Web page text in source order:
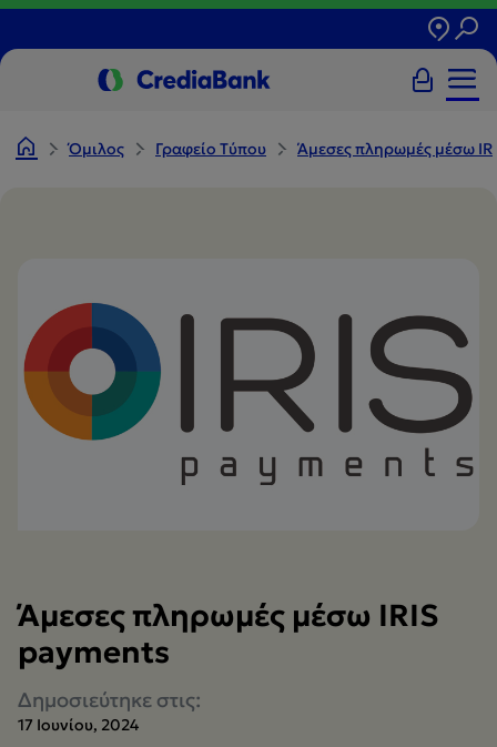
Όμιλος Γραφείο Tύπου Άμεσες πληρωμές μέσω
Άμεσες πληρωμές μέσω IRIS
payments
Δημοσιεύτηκε στις:
17 Ιουνίου, 2024